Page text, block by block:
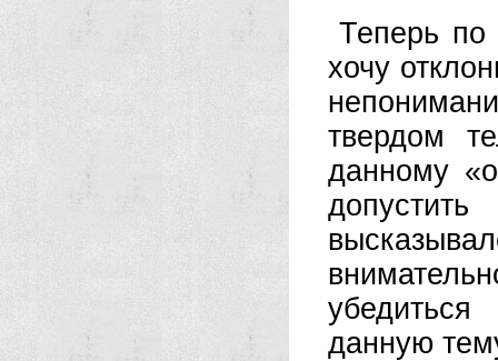
Теперь по
хочу
твердом
данному
данную